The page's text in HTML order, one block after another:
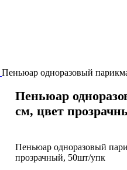
Пеньюар одноразовый
Пеньюар
см, цвет
Пеньюар одноразовый
прозрачный, 50шт/упк